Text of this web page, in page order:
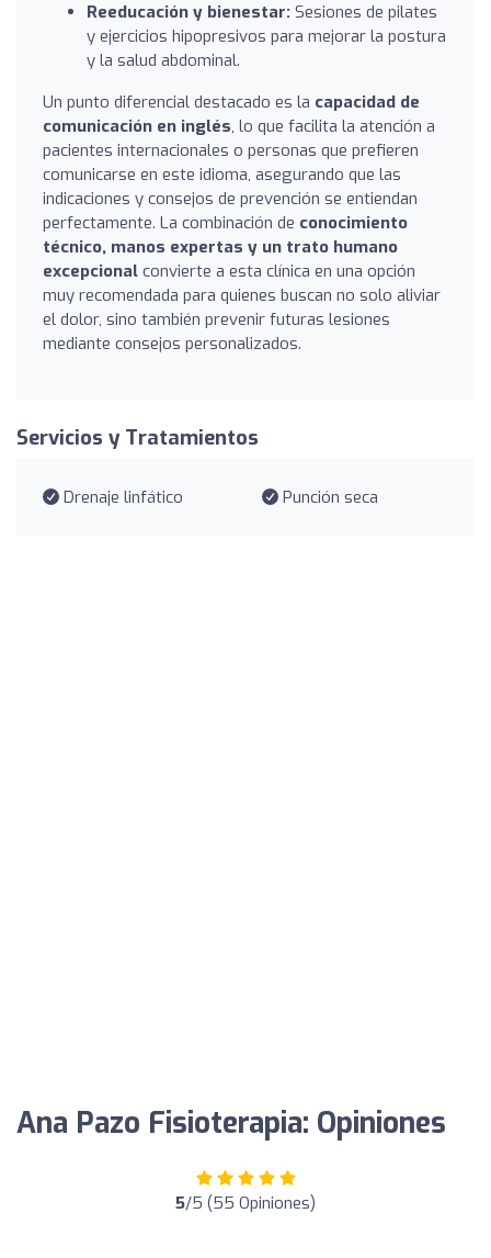
Reeducación y bienestar: Sesiones de pilates
y ejercicios hipopresivos para mejorar la postura
y la salud abdominal.
Un punto diferencial destacado es la capacidad de
comunicación en inglés, lo que facilita la atención a
pacientes internacionales o personas que prefieren
comunicarse en este idioma, asegurando que las
indicaciones y consejos de prevención se entiendan
perfectamente. La combinación de conocimiento
técnico, manos expertas y un trato humano
excepcional convierte a esta clínica en una opción
muy recomendada para quienes buscan no solo aliviar
el dolor, sino también prevenir futuras lesiones
mediante consejos personalizados.
Servicios y Tratamientos
Drenaje linfático Punción seca
Ana Pazo Fisioterapia: Opiniones
5/5 (55 Opiniones)